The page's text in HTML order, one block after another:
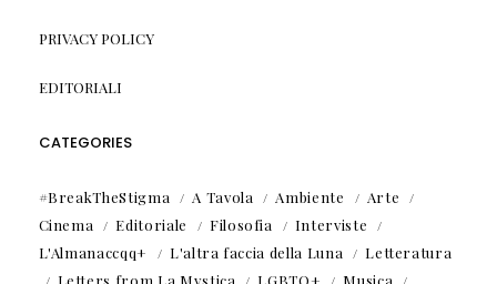
PRIVACY POLICY
EDITORIALI
CATEGORIES
#BreakTheStigma A Tavola Ambiente
Arte
Cinema
Editoriale Filosofia
Interviste
L'Almanaccqq+
L'altra faccia della Luna
Letteratura
Letters from La Mystica
LGBTQ+ Musica